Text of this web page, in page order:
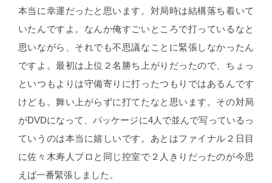
本当に幸運だったと思います。対局時は結構落ち着いて
いたんですよ。なんか俺すごいところで打っているなと
思いながら、それでも不思議なことに緊張しなかったん
ですよ。最初は上位２名勝ち上がりだったので、ちょっ
といつもよりは守備寄りに打ったつもりではあるんです
けども。舞い上がらずに打てたなと思います。その対局
がDVDになって、パッケージに4人で並んで写っているっ
ていうのは本当に嬉しいです。あとはファイナル２日目
に佐々木寿人プロと同じ控室で２人きりだったのが今思
えば一番緊張しました。